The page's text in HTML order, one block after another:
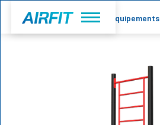
Accueil Equipements